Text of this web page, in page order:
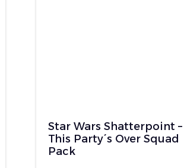
Star Wars Shatterpoint –
This Party´s Over Squad
Pack